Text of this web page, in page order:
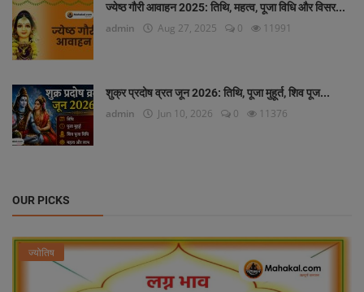
ज्येष्ठ गौरी आवाहन 2025: तिथि, महत्व, पूजा विधि और विसर...
admin Aug 27, 2025 0 11991
शुक्र प्रदोष व्रत जून 2026: तिथि, पूजा मुहूर्त, शिव पूज...
admin Jun 10, 2026 0 11376
OUR PICKS
ज्योतिष